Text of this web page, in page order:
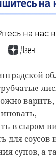
на нас в
в сыром
для соусов
супов, а